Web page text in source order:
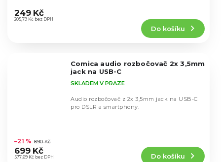
hodnocení
produktu
205,79 Kč bez DPH
249 Kč
Do košíku
Comica audio rozbočovač 2x 3,5mm
jack na USB-C
hodnocení
produktu
je
SKLADEM V PRAZE
577,69 Kč bez DPH
–21 % 890 Kč
699 Kč
Do košíku
Audio rozbočovač z 2x 3,5mm jack na USB-C
pro DSLR a smartphony.